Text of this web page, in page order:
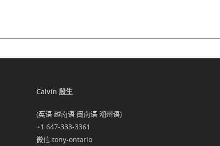
Calvin 殷生
(英语 越南语 闽南语 潮州语)
+1 647-333-3361
微信:tony-ontario